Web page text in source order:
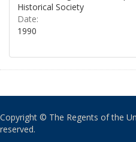
Historical Society
Date:
1990
Copyright © The Regents of the
reserved.